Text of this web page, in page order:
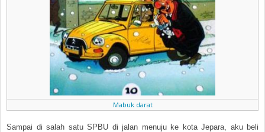
Mabuk darat
Sampai di salah satu SPBU di jalan menuju ke kota Jepara, aku beli